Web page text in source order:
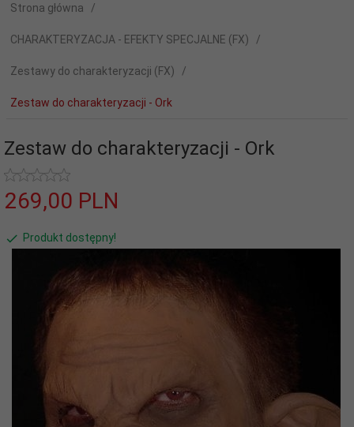
Strona główna
CHARAKTERYZACJA - EFEKTY SPECJALNE (FX)
Zestawy do charakteryzacji (FX)
Zestaw do charakteryzacji - Ork
Zestaw do charakteryzacji - Ork
269,00 PLN
Produkt dostępny!